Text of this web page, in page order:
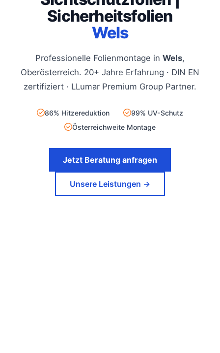
Sicherheitsfolien
Wels
Professionelle Folienmontage in Wels,
Oberösterreich. 20+ Jahre Erfahrung · DIN EN
zertifiziert · LLumar Premium Group Partner.
86% Hitzereduktion
99% UV-Schutz
Österreichweite Montage
Jetzt Beratung anfragen
Unsere Leistungen →